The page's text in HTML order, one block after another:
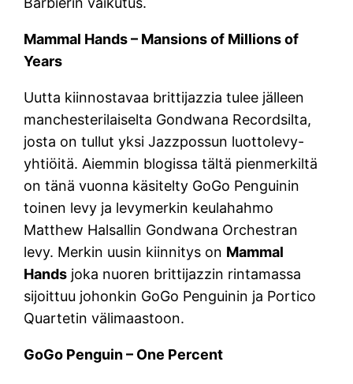
Mammal Hands – Mansions of Millions of
Years
Uutta kiinnostavaa brittijazzia tulee jälleen
manchesterilaiselta Gondwana Recordsilta,
josta on tullut yksi Jazzpossun luottolevy-
yhtiöitä. Aiemmin blogissa tältä pienmerkiltä
on tänä vuonna käsitelty GoGo Penguinin
toinen levy ja levymerkin keulahahmo
Matthew Halsallin Gondwana Orchestran
levy. Merkin uusin kiinnitys on Mammal
Hands joka nuoren brittijazzin rintamassa
sijoittuu johonkin GoGo Penguinin ja Portico
Quartetin välimaastoon.
GoGo Penguin – One Percent